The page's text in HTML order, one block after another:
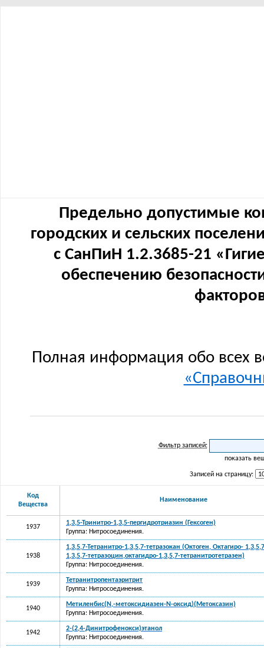
Предельно допустимые
городских и сельских
с СанПиН 1.2.3685-21
обеспечению
Полная информация обо всех
Фильтр записей:
показать
Записей на страницу:
Код
Вещества
Наименование
1937
1,3,5-Тринитро-1,3,5-пергидротриазин (Гексоген)
Группа: Нитросоединения.
1938
1,3,5,7-Тетранитро-1,3,5,7-тетразокан (Октоген, Октагиро-
1,3,5,7-тетразоцин,октагидро-1,3,5,7-тетранитротетразен)
Группа: Нитросоединения.
1939
Тетранитропентаэритрит
Группа: Нитросоединения.
1940
Метиленбис(N,-метоксидиазен-N-оксид)(Метоксазин)
Группа: Нитросоединения.
1942
2-(2,4-Динитрофенокси)этанол
Группа: Нитросоединения.